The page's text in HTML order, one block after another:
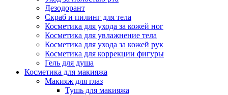
Дезодорант
Скраб и пилинг для тела
Косметика для ухода за кожей ног
Косметика для увлажнение тела
Косметика для ухода за кожей рук
Косметика для коррекции фигуры
Гель для душа
Косметика для макияжа
Макияж для глаз
Тушь для макияжа